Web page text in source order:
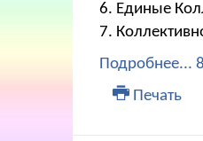
6. Единые
7.
Подробнее...
Печать